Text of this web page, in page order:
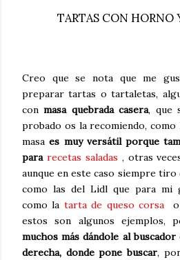
TARTAS CON HORNO
Creo que se nota que me
preparar tartas o tartaletas,
conmasa quebrada casera, que
probado os la recomiendo,
masaes muy versátil porque
para recetas saladas , otras
aunque en este caso siempre tiro
como las del Lidl que para mi
como la tarta de queso corsa
estos son algunos ejemplos,
muchos más dándole al
derecha, donde pone buscar,